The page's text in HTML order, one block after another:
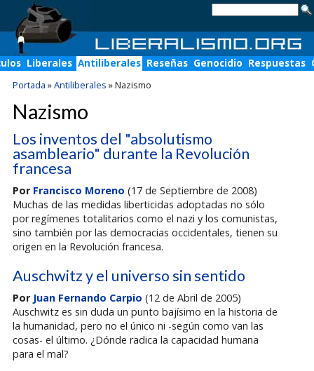
Liberales Antiliberales Reseñas Genocidio Respuestas
Portada »Antiliberales »Nazismo
Nazismo
Los inventos del "absolutismo
asambleario" durante la Revolución
francesa
Por Francisco Moreno (17 de Septiembre de 2008)
Muchas de las medidas liberticidas adoptadas no sólo
por regímenes totalitarios como el nazi y los comunistas,
sino también por las democracias occidentales, tienen su
origen en la Revolución francesa.
Auschwitz y el universo sin sentido
Por Juan Fernando Carpio (12 de Abril de 2005)
Auschwitz es sin duda un punto bajísimo en la historia de
la humanidad, pero no el único ni -según como van las
cosas- el último. ¿Dónde radica la capacidad humana
para el mal?